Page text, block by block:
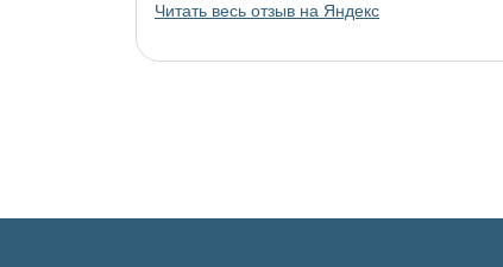
украшениями!
Читать весь отзыв на Яндекс